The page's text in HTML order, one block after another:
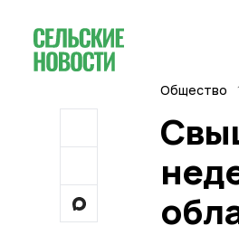
Общество